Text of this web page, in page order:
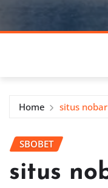
Home situs
SBOBET
situs